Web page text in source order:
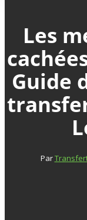
Les
Guide
Par